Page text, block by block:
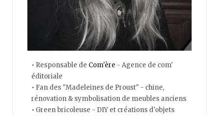
• Responsable de Com'ère - Agence de com'
éditoriale
• Fan des "Madeleines de Proust" - chine,
rénovation & symbolisation de meubles anciens
• Green bricoleuse - DIY et créations d'objets